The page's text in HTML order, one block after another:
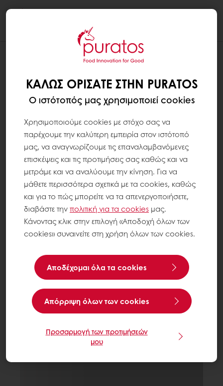
ΚΑΛΏΣ ΟΡΊΣΑΤΕ ΣΤΗΝ PURATOS
Ο ιστότοπός μας χρησιμοποιεί cookies
Χρησιμοποιούμε cookies με στόχο σας να
παρέχουμε την καλύτερη εμπειρία στον ιστότοπό
μας, να αναγνωρίζουμε τις επαναλαμβανόμενες
επισκέψεις και τις προτιμήσεις σας καθώς και να
μετράμε και να αναλύουμε την κίνηση. Για να
μάθετε περισσότερα σχετικά με τα cookies, καθώς
και για το πώς μπορείτε να τα απενεργοποιήσετε,
διαβάστε τηνπολιτική για τα cookies μας.
Κάνοντας κλικ στην επιλογή «Αποδοχή όλων των
cookies» συναινείτε στη χρήση όλων των cookies.
Αποδέχομαι όλα τα cookies
Aπόρριψη όλων των cookies
Προσαρμογή των προτιμήσεών
μου